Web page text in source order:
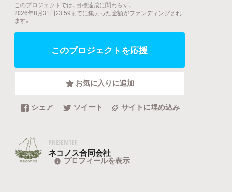
このプロジェクトでは、目標達成に関わらず、
2026年8月31日23:59までに集まった金額がファンディングされ
ます。
このプロジェクトを応援
お気に入りに追加
シェア ツイート サイトに埋め込み
PRESENTER
ネコノス合同会社
プロフィールを表示